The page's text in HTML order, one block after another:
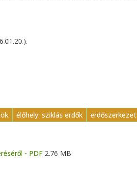
élőhely: sziklás erdők
- PDF 2.76 MB